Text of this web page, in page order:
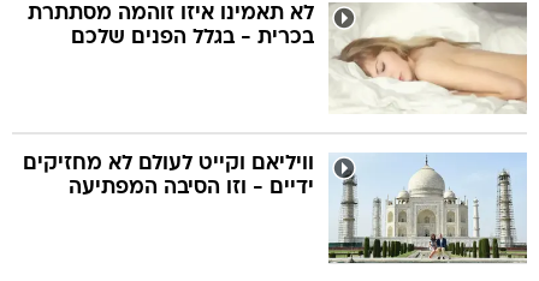
לא תאמינו איזו זוהמה מסתתרת
בכרית - בגלל הפנים שלכם
וויליאם וקייט לעולם לא מחזיקים
ידיים - וזו הסיבה המפתיעה